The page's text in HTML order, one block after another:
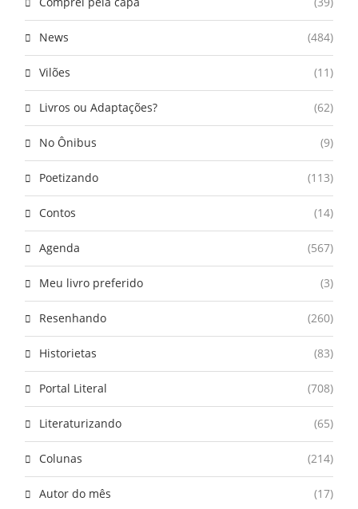
News (484)
Vilões (11)
Livros ou Adaptações? (62)
No Ônibus (9)
Poetizando (113)
Contos (14)
Agenda (567)
Meu livro preferido (3)
Resenhando (260)
Historietas (83)
Portal Literal (708)
Literaturizando (65)
Colunas (214)
Autor do mês (17)